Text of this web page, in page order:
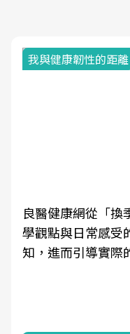
我與健康韌性的距離
良醫健康網從「換
學觀點與日常感受
知，進而引導實際